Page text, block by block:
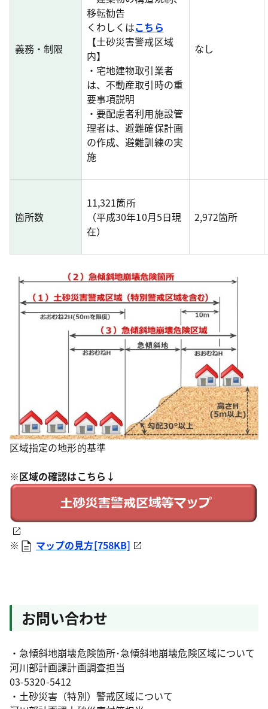
義務・制限
移転勧告
くわしくはこちら
【土砂災害警戒区域
内】
・宅地建物取引業者
は、不動産取引時の重
要事項説明
・要配慮者利用施設管
理者は、避難確保計画
の作成、避難訓練の実
施
なし
箇所数
11,321箇所
（平成30年10月5日現
在）
2,972箇所
区域指定の地形的基準
※区域の確認はこちら↓
※ マップの見方[758KB]
お問い合わせ
・急傾斜地崩壊危険箇所･急傾斜地崩壊危険区域について
河川部計画課計画調査担当
03-5320-5412
・土砂災害（特別）警戒区域について